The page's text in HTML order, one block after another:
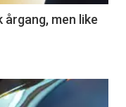
årgang, men like